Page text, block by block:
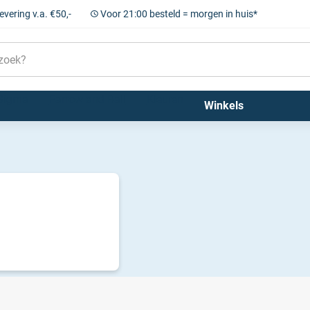
v.a. €50,- Voor 21:00 besteld = morgen in huis*
Winkels